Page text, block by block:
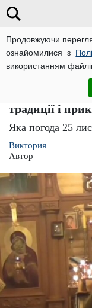
Продовжуючи
ознайомилися з
використанням
Україна
Допоможіть
себе моркву:
традиції і
Яка погода 25
Виктория
Автор